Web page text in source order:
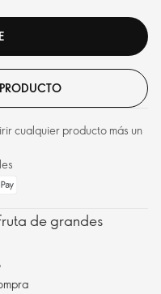
cualquier producto más un
de grandes